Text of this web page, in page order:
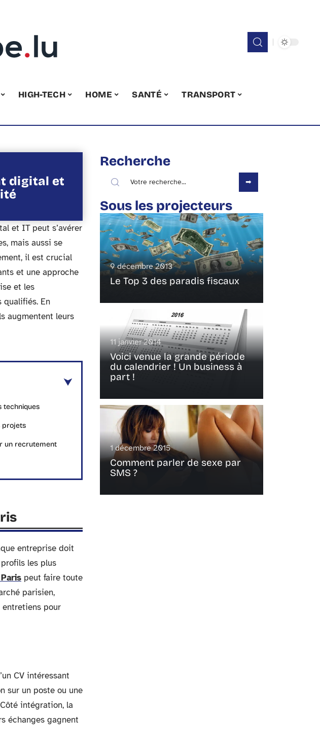
HIGH-TECH HOME SANTÉ
TRANSPORT
digital et
et IT peut s’avérer
mais aussi se
il est crucial
et une approche
et les
qualifiés. En
augmentent leurs
techniques
projets
un recrutement
entreprise doit
les plus
peut faire toute
parisien,
pour
CV intéressant
sur un poste ou une
intégration, la
échanges gagnent
Recherche
Sous les projecteurs
9 décembre 2013
Le Top 3 des paradis fiscaux
11 janvier 2014
Voici venue la grande période
du calendrier ! Un business à
part !
1 décembre 2015
Comment parler de sexe par
SMS ?